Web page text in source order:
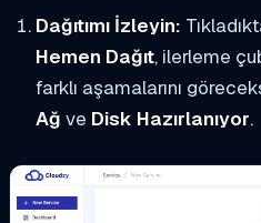
Dağıtımı İzleyin:
Hemen Dağıt, ilerleme
farklı aşamalarını
Ağ ve Disk Hazırlanıyor.